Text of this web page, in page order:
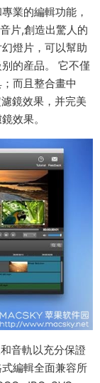
業的編輯功能，
片,創造出驚人的
燈片，可以幫助
的産品。 它不僅
而且整合畫中
鏡效果，并完美
效果。
音軌以充分保證
編輯全面兼容所